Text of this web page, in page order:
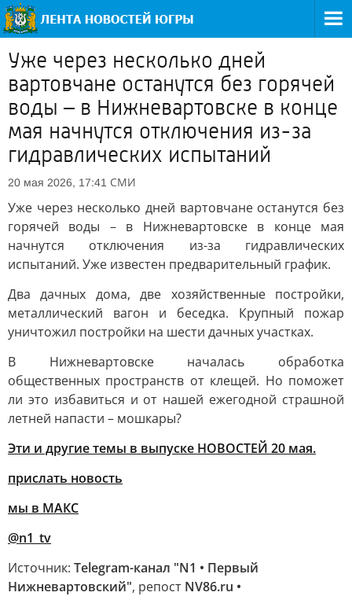
Уже через несколько дней
вартовчане останутся без горячей
воды – в Нижневартовске в конце
мая начнутся отключения из-за
гидравлических испытаний
20 мая 2026, 17:41 СМИ
Уже через несколько дней вартовчане останутся без
горячей воды – в Нижневартовске в конце мая
начнутся отключения из-за гидравлических
испытаний. Уже известен предварительный график.
Два дачных дома, две хозяйственные постройки,
металлический вагон и беседка. Крупный пожар
уничтожил постройки на шести дачных участках.
В Нижневартовске началась обработка
общественных пространств от клещей. Но поможет
ли это избавиться и от нашей ежегодной страшной
летней напасти – мошкары?
Эти и другие темы в выпуске НОВОСТЕЙ 20 мая.
прислать новость
мы в МАКС
@n1_tv
Источник: Telegram-канал "N1 • Первый
Нижневартовский", репост NV86.ru •